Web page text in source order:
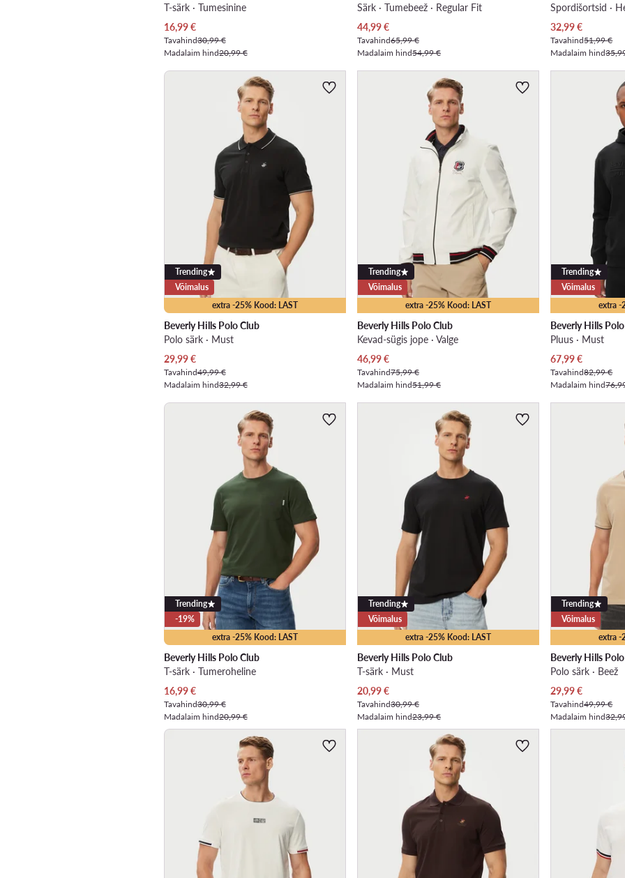
T-särk · Tumesinine
Praegune hind
16,99€
Tavahind30,99 €
Madalaim hind20,99 €
Särk · Tumebeež · Regular Fit
Praegune hind
44,99€
Tavahind65,99 €
Madalaim hind54,99 €
Spordišortsid ·
Praegune hind
32,99€
Tavahind51,99 €
Madalaim hind
extra -25% Kood: LAST
Trending
Võimalus
Beverly Hills Polo Club
Polo särk · Must
Praegune hind
29,99€
Tavahind49,99 €
Madalaim hind32,99 €
extra -25% Kood: LAST
Trending
Võimalus
Beverly Hills Polo Club
Kevad-sügis jope · Valge
Praegune hind
46,99€
Tavahind75,99 €
Madalaim hind51,99 €
extra -
Trending
Võimalus
Beverly Hills
Pluus · Must
Praegune hind
67,99€
Tavahind82,99 €
Madalaim hind
extra -25% Kood: LAST
Trending
-19%
Beverly Hills Polo Club
T-särk · Tumeroheline
Praegune hind
16,99€
Tavahind30,99 €
Madalaim hind20,99 €
extra -25% Kood: LAST
Trending
Võimalus
Beverly Hills Polo Club
T-särk · Must
Praegune hind
20,99€
Tavahind30,99 €
Madalaim hind23,99 €
extra -
Trending
Võimalus
Beverly Hills
Polo särk · Beež
Praegune hind
29,99€
Tavahind49,99 €
Madalaim hind